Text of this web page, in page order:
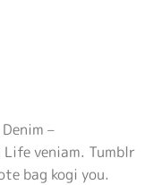
–
Life veniam. Tumblr
bag kogi you.